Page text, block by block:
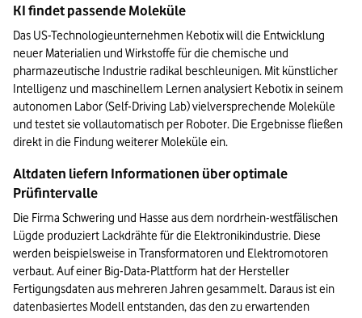
KI findet passende Moleküle
Das US-Technologieunternehmen Kebotix will die Entwicklung
neuer Materialien und Wirkstoffe für die chemische und
pharmazeutische Industrie radikal beschleunigen. Mit künstlicher
Intelligenz und maschinellem Lernen analysiert Kebotix in seinem
autonomen Labor (Self-Driving Lab) vielversprechende Moleküle
und testet sie vollautomatisch per Roboter. Die Ergebnisse fließen
direkt in die Findung weiterer Moleküle ein.
Altdaten liefern Informationen über optimale
Prüfintervalle
Die Firma Schwering und Hasse aus dem nordrhein-westfälischen
Lügde produziert Lackdrähte für die Elektronikindustrie. Diese
werden beispielsweise in Transformatoren und Elektromotoren
verbaut. Auf einer Big-Data-Plattform hat der Hersteller
Fertigungsdaten aus mehreren Jahren gesammelt. Daraus ist ein
datenbasiertes Modell entstanden, das den zu erwartenden